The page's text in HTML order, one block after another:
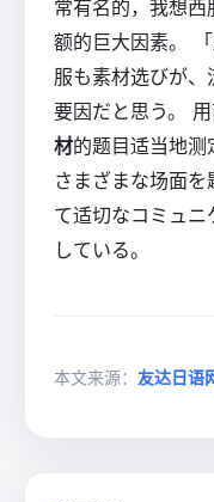
常有名的，我想西
额的巨大因素。
服も素材选びが
要因だと思う。
材的题目适当地
さまざまな场面
て适切なコミュ
している。
本文来源： 友达日语